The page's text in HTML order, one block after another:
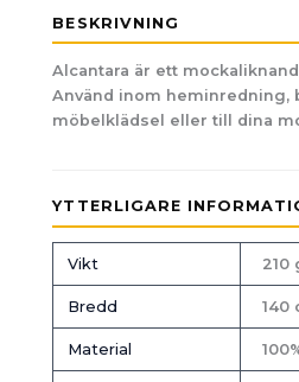
BESKRIVNING
Alcantara är ett
Använd inom heminredning,
möbelklädsel eller till dina
YTTERLIGARE
Vikt 210
Bredd 140
Material